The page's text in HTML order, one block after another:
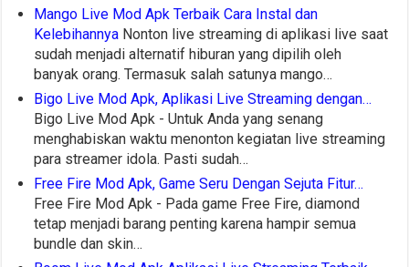
Mango Live Mod Apk Terbaik Cara Instal dan
Kelebihannya Nonton live streaming di aplikasi live saat
sudah menjadi alternatif hiburan yang dipilih oleh
banyak orang. Termasuk salah satunya mango…
Bigo Live Mod Apk, Aplikasi Live Streaming dengan…
Bigo Live Mod Apk - Untuk Anda yang senang
menghabiskan waktu menonton kegiatan live streaming
para streamer idola. Pasti sudah…
Free Fire Mod Apk, Game Seru Dengan Sejuta Fitur…
Free Fire Mod Apk - Pada game Free Fire, diamond
tetap menjadi barang penting karena hampir semua
bundle dan skin…